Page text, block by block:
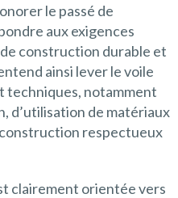
le passé de
aux exigences
construction durable et
ainsi lever le voile
techniques, notamment
d’utilisation de matériaux
respectueux
clairement orientée vers